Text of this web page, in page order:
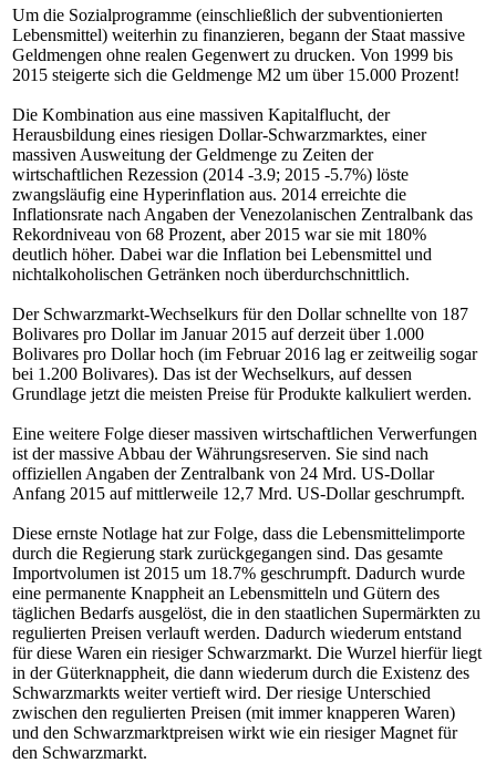
Um die Sozialprogramme (einschließlich der subventionierten
Lebensmittel) weiterhin zu finanzieren, begann der Staat massive
Geldmengen ohne realen Gegenwert zu drucken. Von 1999 bis
2015 steigerte sich die Geldmenge M2 um über 15.000 Prozent!
Die Kombination aus eine massiven Kapitalflucht, der
Herausbildung eines riesigen Dollar-Schwarzmarktes, einer
massiven Ausweitung der Geldmenge zu Zeiten der
wirtschaftlichen Rezession (2014 -3.9; 2015 -5.7%) löste
zwangsläufig eine Hyperinflation aus. 2014 erreichte die
Inflationsrate nach Angaben der Venezolanischen Zentralbank das
Rekordniveau von 68 Prozent, aber 2015 war sie mit 180%
deutlich höher. Dabei war die Inflation bei Lebensmittel und
nichtalkoholischen Getränken noch überdurchschnittlich.
Der Schwarzmarkt-Wechselkurs für den Dollar schnellte von 187
Bolivares pro Dollar im Januar 2015 auf derzeit über 1.000
Bolivares pro Dollar hoch (im Februar 2016 lag er zeitweilig sogar
bei 1.200 Bolivares). Das ist der Wechselkurs, auf dessen
Grundlage jetzt die meisten Preise für Produkte kalkuliert werden.
Eine weitere Folge dieser massiven wirtschaftlichen Verwerfungen
ist der massive Abbau der Währungsreserven. Sie sind nach
offiziellen Angaben der Zentralbank von 24 Mrd. US-Dollar
Anfang 2015 auf mittlerweile 12,7 Mrd. US-Dollar geschrumpft.
Diese ernste Notlage hat zur Folge, dass die Lebensmittelimporte
durch die Regierung stark zurückgegangen sind. Das gesamte
Importvolumen ist 2015 um 18.7% geschrumpft. Dadurch wurde
eine permanente Knappheit an Lebensmitteln und Gütern des
täglichen Bedarfs ausgelöst, die in den staatlichen Supermärkten zu
regulierten Preisen verlauft werden. Dadurch wiederum entstand
für diese Waren ein riesiger Schwarzmarkt. Die Wurzel hierfür liegt
in der Güterknappheit, die dann wiederum durch die Existenz des
Schwarzmarkts weiter vertieft wird. Der riesige Unterschied
zwischen den regulierten Preisen (mit immer knapperen Waren)
und den Schwarzmarktpreisen wirkt wie ein riesiger Magnet für
den Schwarzmarkt.